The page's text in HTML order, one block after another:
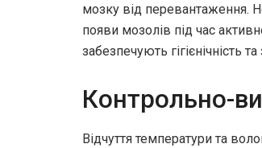
мозку від перевантаження.
появи мозолів під час
забезпечують гігієнічність
Контрольно-
Відчуття температури та